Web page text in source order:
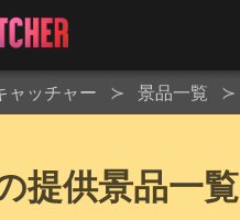
ャッチャー 景品一覧
提供景品一覧